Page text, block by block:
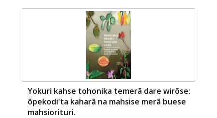
Yokuri kahse tohonika temerã dare wirõse:
õpekodi'ta kaharã na mahsise merã buese
mahsiorituri.